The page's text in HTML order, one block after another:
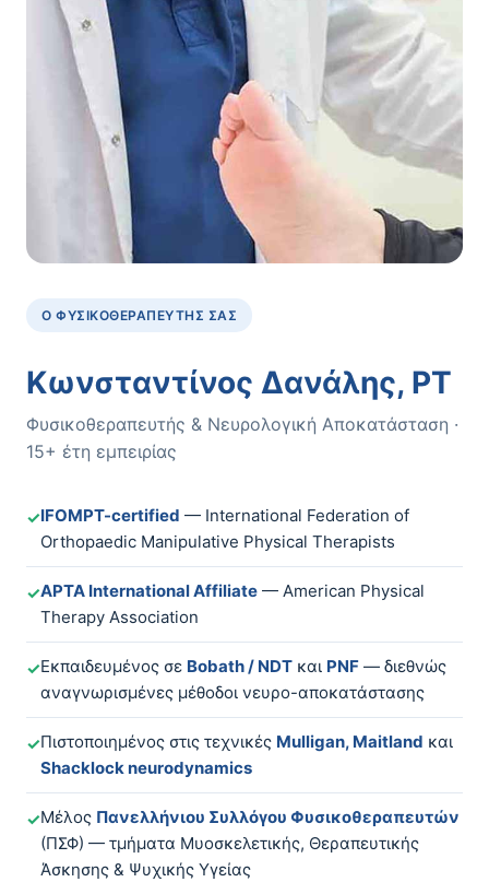
Ο ΦΥΣΙΚΟΘΕΡΑΠΕΥΤΉΣ ΣΑΣ
Κωνσταντίνος Δανάλης, PT
Φυσικοθεραπευτής & Νευρολογική Αποκατάσταση ·
15+ έτη εμπειρίας
✓IFOMPT-certified — International Federation of
Orthopaedic Manipulative Physical Therapists
✓APTA International Affiliate — American Physical
Therapy Association
✓Εκπαιδευμένος σε Bobath / NDT και PNF — διεθνώς
αναγνωρισμένες μέθοδοι νευρο-αποκατάστασης
✓Πιστοποιημένος στις τεχνικές Mulligan, Maitland και
Shacklock neurodynamics
✓Μέλος Πανελλήνιου Συλλόγου Φυσικοθεραπευτών
(ΠΣΦ) — τμήματα Μυοσκελετικής, Θεραπευτικής
Άσκησης & Ψυχικής Υγείας